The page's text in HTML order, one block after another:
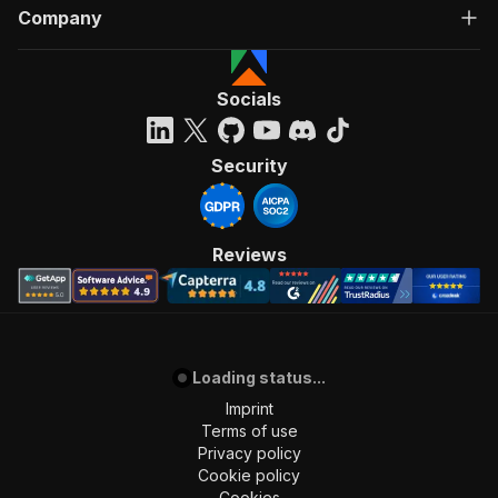
Company
Socials
Security
Reviews
Loading status...
Imprint
Terms of use
Privacy policy
Cookie policy